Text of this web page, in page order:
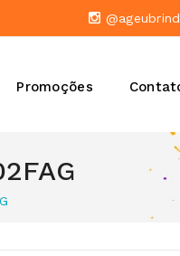
Promoções